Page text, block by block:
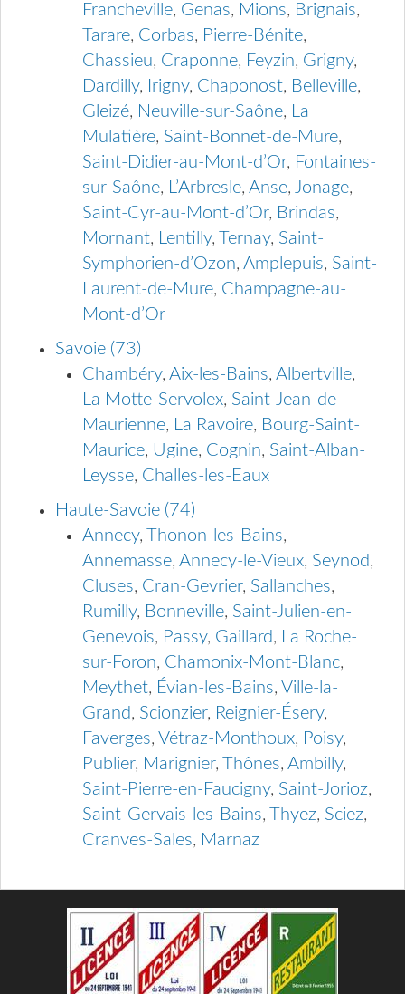
Francheville, Genas, Mions, Brignais,
Tarare, Corbas, Pierre-Bénite,
Chassieu, Craponne, Feyzin, Grigny,
Dardilly, Irigny, Chaponost, Belleville,
Gleizé, Neuville-sur-Saône, La
Mulatière, Saint-Bonnet-de-Mure,
Saint-Didier-au-Mont-d’Or, Fontaines-
sur-Saône, L’Arbresle, Anse, Jonage,
Saint-Cyr-au-Mont-d’Or, Brindas,
Mornant, Lentilly, Ternay, Saint-
Symphorien-d’Ozon, Amplepuis, Saint-
Laurent-de-Mure, Champagne-au-
Mont-d’Or
Savoie (73)
Chambéry, Aix-les-Bains, Albertville,
La Motte-Servolex, Saint-Jean-de-
Maurienne, La Ravoire, Bourg-Saint-
Maurice, Ugine, Cognin, Saint-Alban-
Leysse, Challes-les-Eaux
Haute-Savoie (74)
Annecy, Thonon-les-Bains,
Annemasse, Annecy-le-Vieux, Seynod,
Cluses, Cran-Gevrier, Sallanches,
Rumilly, Bonneville, Saint-Julien-en-
Genevois, Passy, Gaillard, La Roche-
sur-Foron, Chamonix-Mont-Blanc,
Meythet, Évian-les-Bains, Ville-la-
Grand, Scionzier, Reignier-Ésery,
Faverges, Vétraz-Monthoux, Poisy,
Publier, Marignier, Thônes, Ambilly,
Saint-Pierre-en-Faucigny, Saint-Jorioz,
Saint-Gervais-les-Bains, Thyez, Sciez,
Cranves-Sales, Marnaz